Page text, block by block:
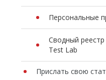
Персональные
Сводный
Test Lab
Прислать свою